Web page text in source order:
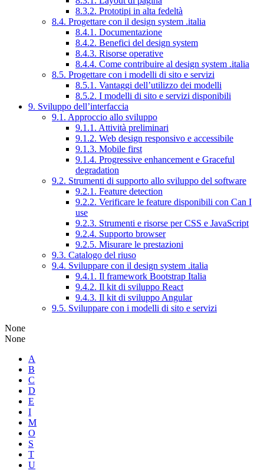
8.3.2. Prototipi in alta fedeltà
8.4. Progettare con il design system .italia
8.4.1. Documentazione
8.4.2. Benefici del design system
8.4.3. Risorse operative
8.4.4. Come contribuire al design system .italia
8.5. Progettare con i modelli di sito e servizi
8.5.1. Vantaggi dell’utilizzo dei modelli
8.5.2. I modelli di sito e servizi disponibili
9. Sviluppo dell’interfaccia
9.1. Approccio allo sviluppo
9.1.1. Attività preliminari
9.1.2. Web design responsivo e accessibile
9.1.3. Mobile first
9.1.4. Progressive enhancement e Graceful
degradation
9.2. Strumenti di supporto allo sviluppo del software
9.2.1. Feature detection
9.2.2. Verificare le feature disponibili con Can I
use
9.2.3. Strumenti e risorse per CSS e JavaScript
9.2.4. Supporto browser
9.2.5. Misurare le prestazioni
9.3. Catalogo del riuso
9.4. Sviluppare con il design system .italia
9.4.1. Il framework Bootstrap Italia
9.4.2. Il kit di sviluppo React
9.4.3. Il kit di sviluppo Angular
9.5. Sviluppare con i modelli di sito e servizi
None
None
A
B
C
D
E
I
M
O
S
T
U